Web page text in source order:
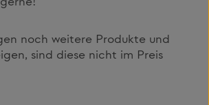
noch weitere Produkte und
sind diese nicht im Preis